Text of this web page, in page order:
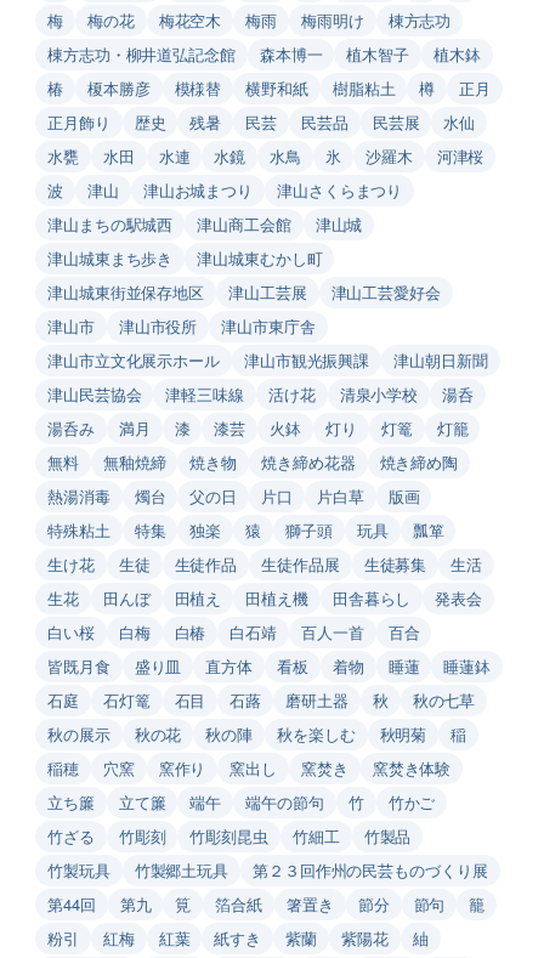
梅 梅の花 梅花空木 梅雨 梅雨明け
棟方志功
棟方志功・柳井道弘記念館
森本博一 植木智子
植木鉢
椿
榎本勝彦 模様替 横野和紙 樹脂粘土 樽
正月
正月飾り
歴史 残暑 民芸 民芸品 民芸展
水仙
水甕
水田 水連 水鏡 水鳥 氷 沙羅木
河津桜
波
津山 津山お城まつり
津山さくらまつり
津山まちの駅城西
津山商工会館
津山城
津山城東まち歩き
津山城東むかし町
津山城東街並保存地区
津山工芸展
津山工芸愛好会
津山市
津山市役所
津山市東庁舎
津山市立文化展示ホール
津山市観光振興課
津山朝日新聞
津山民芸協会
津軽三味線 活け花 清泉小学校
湯呑
湯呑み
満月 漆 漆芸 火鉢 灯り 灯篭
灯籠
無料
無釉焼締 焼き物 焼き締め花器
焼き締め陶
熱湯消毒
燭台 父の日 片口 片白草
版画
特殊粘土
特集 独楽 猿 獅子頭 玩具
瓢箪
生け花
生徒 生徒作品 生徒作品展 生徒募集
生活
生花
田んぼ 田植え 田植え機 田舎暮らし
発表会
白い桜
白梅 白椿 白石靖 百人一首
百合
皆既月食
盛り皿 直方体 看板 着物 睡蓮
睡蓮鉢
石庭
石灯篭 石目 石蕗 磨研土器 秋
秋の七草
秋の展示
秋の花 秋の陣 秋を楽しむ 秋明菊
稲
稲穂
穴窯 窯作り 窯出し 窯焚き
窯焚き体験
立ち簾
立て簾 端午 端午の節句 竹
竹かご
竹ざる
竹彫刻 竹彫刻昆虫 竹細工
竹製品
竹製玩具
竹製郷土玩具
第２３回作州の民芸ものづくり展
第44回
第九 筧 箔合紙 箸置き 節分 節句
籠
粉引
紅梅 紅葉 紙すき 紫蘭 紫陽花
紬